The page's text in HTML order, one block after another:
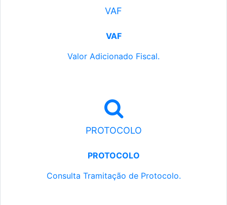
VAF
VAF
Valor Adicionado Fiscal.
PROTOCOLO
PROTOCOLO
Consulta Tramitação de Protocolo.